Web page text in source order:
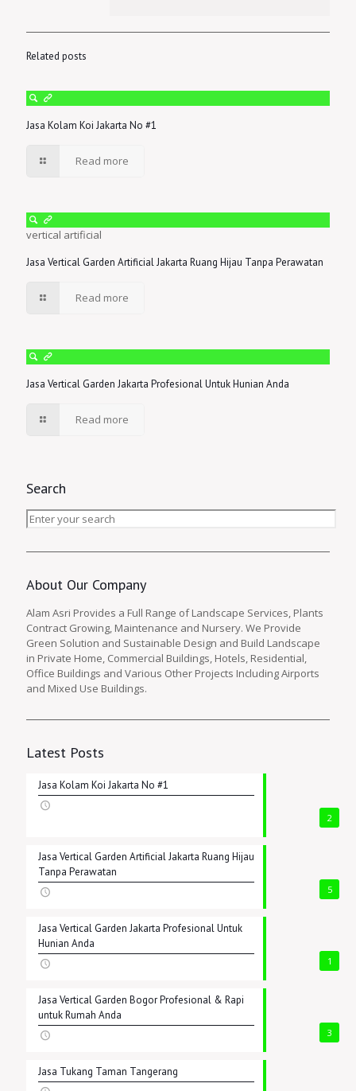
Related posts
Jasa Kolam Koi Jakarta No #1
Read more
vertical artificial
Jasa Vertical Garden Artificial Jakarta Ruang Hijau Tanpa Perawatan
Read more
Jasa Vertical Garden Jakarta Profesional Untuk Hunian Anda
Read more
Search
About Our Company
Alam Asri Provides a Full Range of Landscape Services, Plants
Contract Growing, Maintenance and Nursery. We Provide
Green Solution and Sustainable Design and Build Landscape
in Private Home, Commercial Buildings, Hotels, Residential,
Office Buildings and Various Other Projects Including Airports
and Mixed Use Buildings.
Latest Posts
2
Jasa Kolam Koi Jakarta No #1
5
Jasa Vertical Garden Artificial Jakarta Ruang Hijau
Tanpa Perawatan
1
Jasa Vertical Garden Jakarta Profesional Untuk
Hunian Anda
3
Jasa Vertical Garden Bogor Profesional & Rapi
untuk Rumah Anda
Jasa Tukang Taman Tangerang